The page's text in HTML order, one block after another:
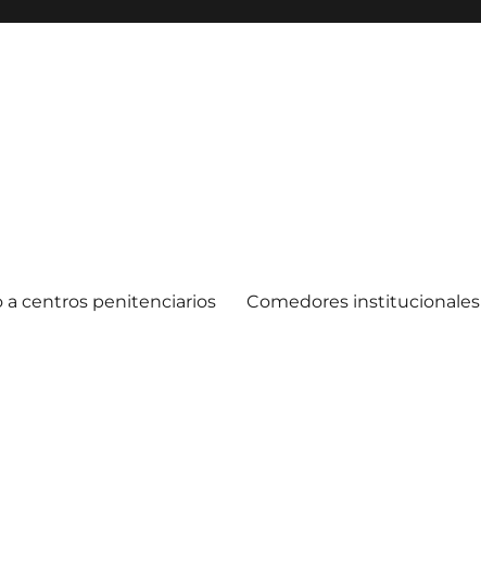
a centros penitenciarios Comedores institucionales